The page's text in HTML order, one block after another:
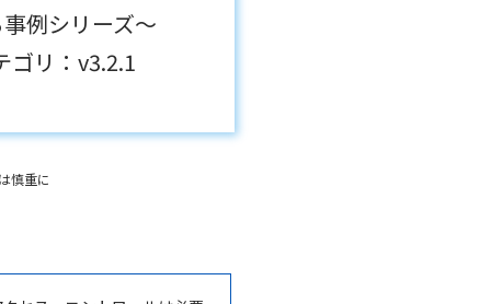
例シリーズ～
リ：v3.2.1
慎重に